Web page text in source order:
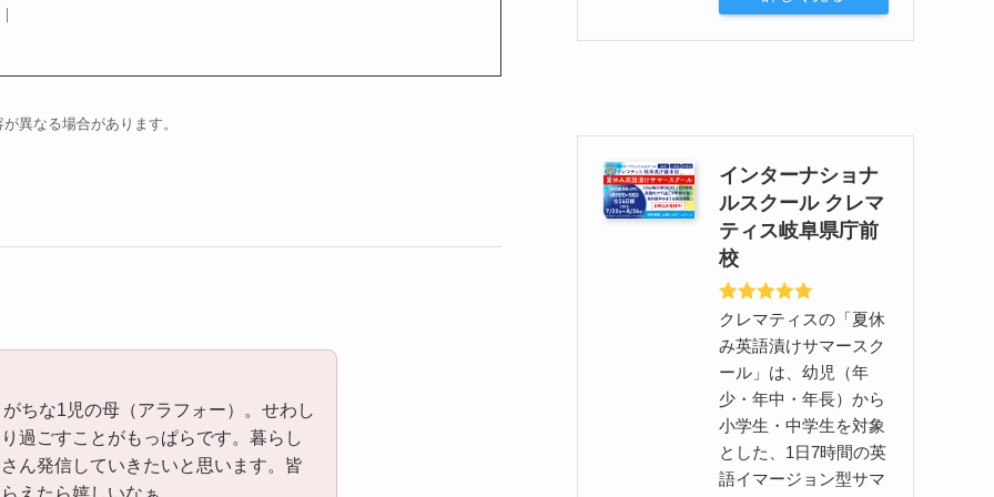
異なる場合があります。
ちな1児の母（アラフォー）。せわし
過ごすことがもっぱらです。暮らし
ん発信していきたいと思います。皆
インターナショナ
ルスクール クレマ
ティス岐阜県庁前
校
クレマティスの「夏休
み英語漬けサマースク
ール」は、幼児（年
少・年中・年長）から
小学生・中学生を対象
とした、1日7時間の英
語イマージョン型サマ